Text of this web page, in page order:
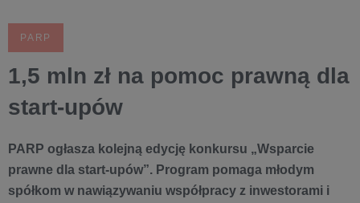
PARP
1,5 mln zł na pomoc prawną dla
start-upów
PARP ogłasza kolejną edycję konkursu „Wsparcie
prawne dla start-upów”. Program pomaga młodym
spółkom w nawiązywaniu współpracy z inwestorami i